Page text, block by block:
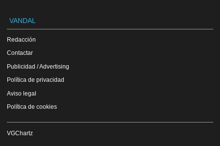
VANDAL
Redacción
Contactar
Publicidad / Advertising
Política de privacidad
Aviso legal
Política de cookies
VGChartz